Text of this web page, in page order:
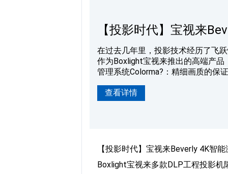
【投影时代】宝视来
在过去几年里，投影技术经历了飞
作为Boxlight宝视来推出的高端产
管理系统Colorma?：精细画质的保
化使得投影机在展示高动态范围内
4K（3840x2160）主流分辨率，提
查看详情
【投影时代】宝视来Beverly 4K智
Boxlight宝视来多款DLP工程投影机